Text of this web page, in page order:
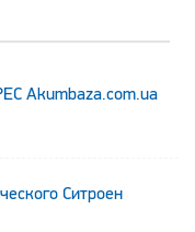
Аkumbaza.com.ua
Ситроен